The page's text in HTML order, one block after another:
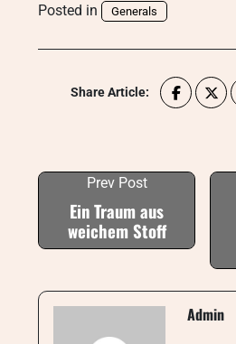
Posted in Generals
Share Article:
Prev Post
Ein Traum aus
weichem Stoff
Admin